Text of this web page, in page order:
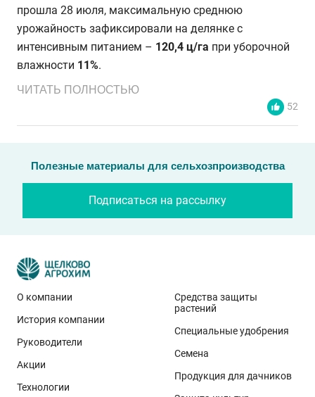
прошла 28 июля, максимальную среднюю
урожайность зафиксировали на делянке с
интенсивным питанием – 120,4 ц/га при уборочной
влажности 11%.
Эти результаты особенно показательны для
условий Приволжского федерального округа. Они
демонстрируют, что потенциал интенсивного сорта
реализуется при грамотном управлении
ЧИТАТЬ ПОЛНОСТЬЮ
52
Полезные материалы для сельхозпроизводства
Подписаться на рассылку
О компании
История компании
Руководители
Акции
Технологии
Средства защиты
растений
Специальные удобрения
Семена
Продукция для дачников